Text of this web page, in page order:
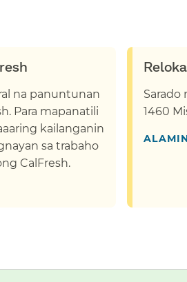
na panuntunan
Para mapanatili
kailanganin
sa trabaho
CalFresh.
Sarado
1460